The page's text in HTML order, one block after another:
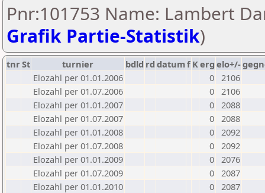
Pnr:101753 Name: Lambert
Grafik Partie-Statistik)
tnrSt turnier bdld rd datumf Kerg elo+/-
Elozahl per 01.01.2006
0 2106
Elozahl per 01.07.2006
0 2106
Elozahl per 01.01.2007
0 2088
Elozahl per 01.07.2007
0 2088
Elozahl per 01.01.2008
0 2092
Elozahl per 01.07.2008
0 2092
Elozahl per 01.01.2009
0 2076
Elozahl per 01.07.2009
0 2087
Elozahl per 01.01.2010
0 2087